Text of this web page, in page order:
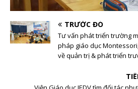
TRƯỚC ĐÓ
Tư vấn phát triển trường
pháp giáo dục
về quản trị & phát triển